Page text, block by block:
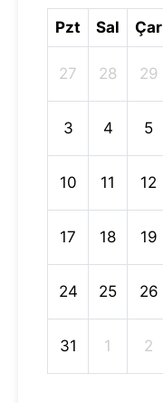
Pzt Sal Çar
27 28 29
3 4 5
10 11 12
17 18 19
24 25 26
31 1 2